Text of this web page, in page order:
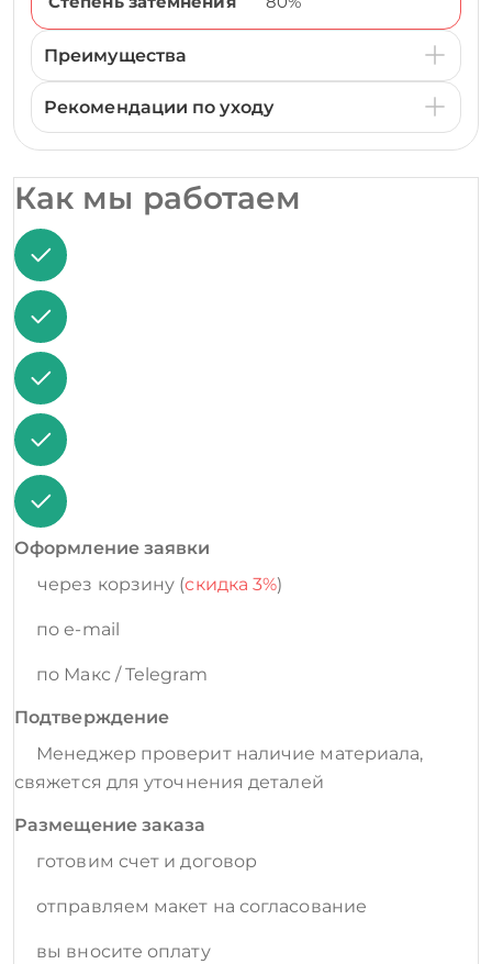
Преимущества
Рекомендации по уходу
Как мы работаем
Оформление заявки
через корзину (скидка 3%)
по e-mail
по Макс / Telegram
Подтверждение
Менеджер проверит наличие материала,
свяжется для уточнения деталей
Размещение заказа
готовим счет и договор
отправляем макет на согласование
вы вносите оплату